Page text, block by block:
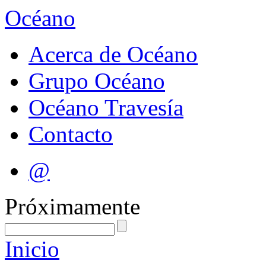
Océano
Acerca de Océano
Grupo Océano
Océano Travesía
Contacto
@
Próximamente
Inicio